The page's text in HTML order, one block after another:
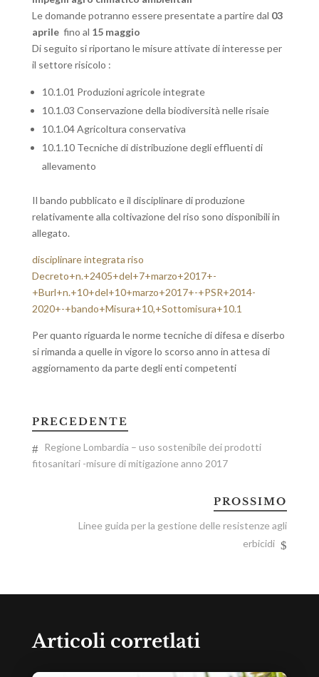
Le domande potranno essere presentate a partire dal 03
aprilefino al 15 maggio
Di seguito si riportano le misure attivate di interesse per
il settore risicolo :
10.1.01 Produzioni agricole integrate
10.1.03 Conservazione della biodiversità nelle risaie
10.1.04 Agricoltura conservativa
10.1.10 Tecniche di distribuzione degli effluenti di
allevamento
Il bando pubblicato e il disciplinare di produzione
relativamente alla coltivazione del riso sono disponibili in
allegato.
disciplinare integrata riso
Decreto+n.+2405+del+7+marzo+2017+-
+Burl+n.+10+del+10+marzo+2017+-+PSR+2014-
2020+-+bando+Misura+10,+Sottomisura+10.1
Per quanto riguarda le norme tecniche di difesa e diserbo
si rimanda a quelle in vigore lo scorso anno in attesa di
aggiornamento da parte degli enti competenti
PRECEDENTE
Regione Lombardia – uso sostenibile dei prodotti
fitosanitari -misure di mitigazione anno 2017
PROSSIMO
Linee guida per la gestione delle resistenze agli
erbicidi
Articoli corretlati